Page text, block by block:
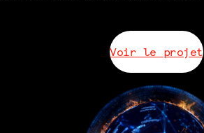
Voir le projet